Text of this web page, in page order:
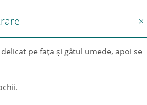
pe faţa şi gâtul umede, apoi se